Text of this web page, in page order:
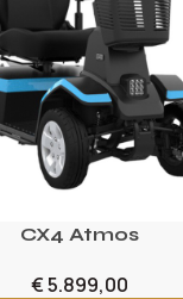
CX4 Atmos
€5.899,00